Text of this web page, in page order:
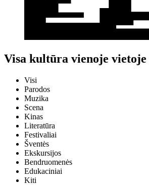
Visa kultūra vienoje vietoje
Visi
Parodos
Muzika
Scena
Kinas
Literatūra
Festivaliai
Šventės
Ekskursijos
Bendruomenės
Edukaciniai
Kiti